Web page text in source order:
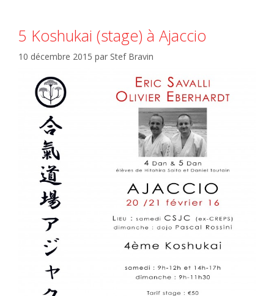
5 Koshukai (stage) à Ajaccio
10 décembre 2015 par Stef Bravin